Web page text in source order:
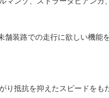
装路での走行に欲しい機能
抵抗を抑えたスピードをも